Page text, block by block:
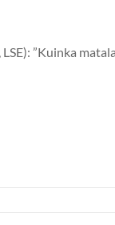
”Kuinka